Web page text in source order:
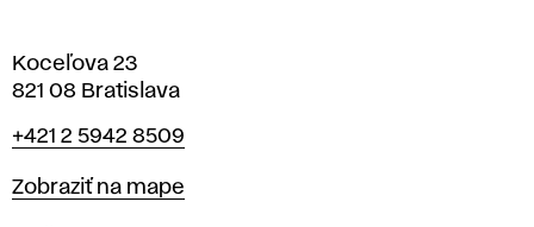
Koceľova 23
821 08 Bratislava
Telefón
+421 2 5942 8509
Mapa
Zobraziť na mape